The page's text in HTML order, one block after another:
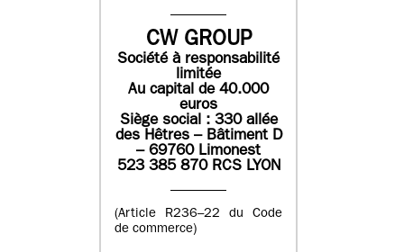
CW GROUP
Société à responsabilité
limitée
Au capital de 40.000
euros
Siège social : 330 allée
des Hêtres – Bâtiment D
– 69760 Limonest
523 385 870 RCS LYON
(Article R236–22 du Code
de commerce)